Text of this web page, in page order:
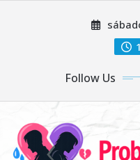
Follow Us